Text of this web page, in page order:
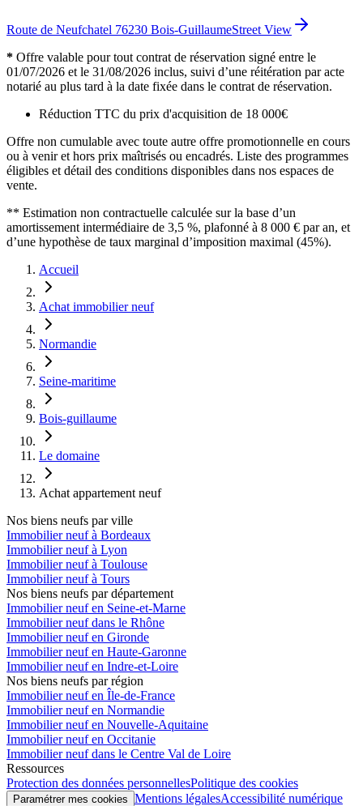
Route de Neufchatel 76230 Bois-GuillaumeStreet View
* Offre valable pour tout contrat de réservation signé entre le
01/07/2026 et le 31/08/2026 inclus, suivi d’une réitération par acte
notarié au plus tard à la date fixée dans le contrat de réservation.
Réduction TTC du prix d'acquisition de 18 000€
Offre non cumulable avec toute autre offre promotionnelle en cours
ou à venir et hors prix maîtrisés ou encadrés. Liste des programmes
éligibles et détail des conditions disponibles dans nos espaces de
vente.
** Estimation non contractuelle calculée sur la base d’un
amortissement intermédiaire de 3,5 %, plafonné à 8 000 € par an, et
d’une hypothèse de taux marginal d’imposition maximal (45%).
Accueil
Achat immobilier neuf
Normandie
Seine-maritime
Bois-guillaume
Le domaine
Achat appartement neuf
Nos biens neufs par ville
Immobilier neuf à Bordeaux
Immobilier neuf à Lyon
Immobilier neuf à Toulouse
Immobilier neuf à Tours
Nos biens neufs par département
Immobilier neuf en Seine-et-Marne
Immobilier neuf dans le Rhône
Immobilier neuf en Gironde
Immobilier neuf en Haute-Garonne
Immobilier neuf en Indre-et-Loire
Nos biens neufs par région
Immobilier neuf en Île-de-France
Immobilier neuf en Normandie
Immobilier neuf en Nouvelle-Aquitaine
Immobilier neuf en Occitanie
Immobilier neuf dans le Centre Val de Loire
Ressources
Protection des données personnellesPolitique des cookies
Paramétrer mes cookies Mentions légalesAccessibilité numérique